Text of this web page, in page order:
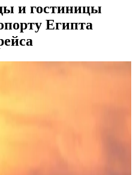
и гостиницы
Египта